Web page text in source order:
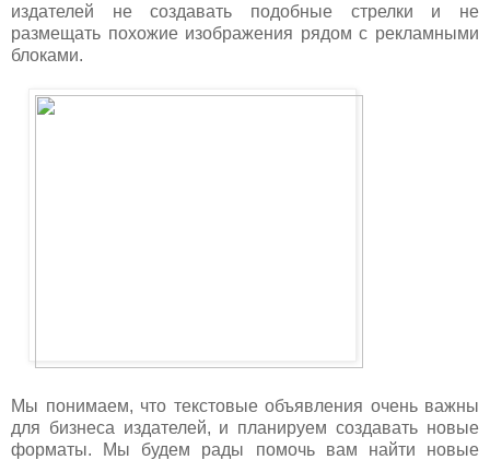
издателей не создавать подобные стрелки и не
размещать похожие изображения рядом с рекламными
блоками.
Мы понимаем, что текстовые объявления очень важны
для бизнеса издателей, и планируем создавать новые
форматы. Мы будем рады помочь вам найти новые